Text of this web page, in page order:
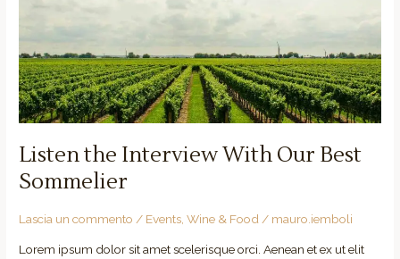
Listen the Interview With Our Best
Sommelier
Lascia un commento / Events ,Wine & Food / mauro.iemboli
Lorem ipsum dolor sit amet scelerisque orci. Aenean et ex ut elit
Best
Sommelier